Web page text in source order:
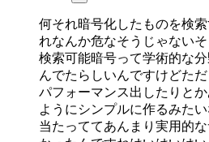
何それ暗号化したものを検
れなんか危なそうじゃない
検索可能暗号って学術的な
んでたらしいんですけどた
パフォーマンス出したりと
ようにシンプルに作るみた
当たっててあんまり実用的